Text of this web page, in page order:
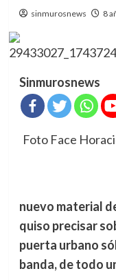
sinmurosnews 8
Sinmurosnews
Foto Face
nuevo material
quiso precisar
puerta urbano
banda, de todo